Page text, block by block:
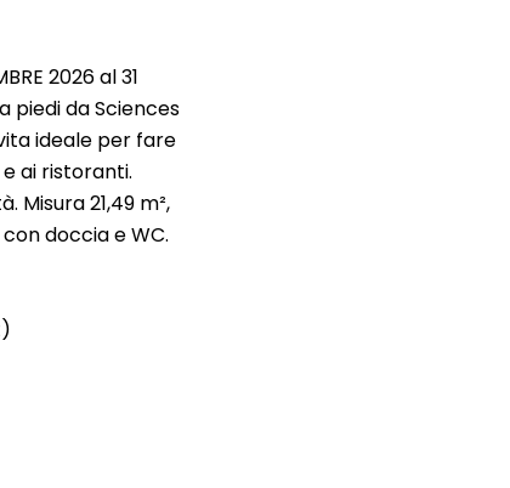
2026 al 31
piedi da Sciences
ideale per fare
ai ristoranti.
21,49 m²,
doccia e WC.